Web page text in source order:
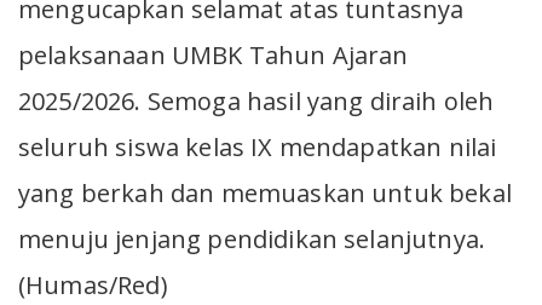
mengucapkan selamat atas tuntasnya
pelaksanaan UMBK Tahun Ajaran
2025/2026. Semoga hasil yang diraih oleh
seluruh siswa kelas IX mendapatkan nilai
yang berkah dan memuaskan untuk bekal
menuju jenjang pendidikan selanjutnya.
(Humas/Red)